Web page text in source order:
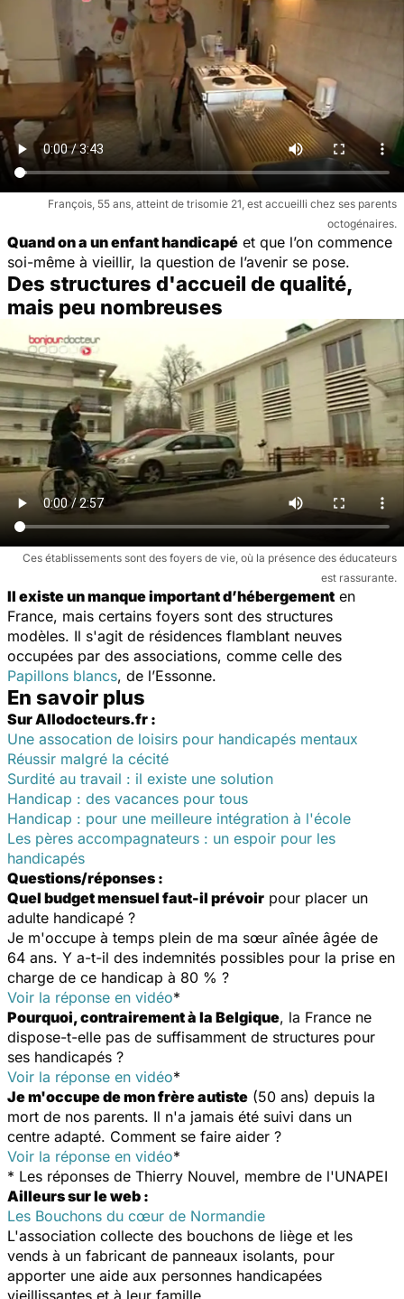
François, 55 ans, atteint de trisomie 21, est accueilli chez ses parents
octogénaires.
Quand on a un enfant handicapé et que l’on commence
soi-même à vieillir, la question de l’avenir se pose.
Des structures d'accueil de qualité,
mais peu nombreuses
Ces établissements sont des foyers de vie, où la présence des éducateurs
est rassurante.
Il existe un manque important d’hébergement en
France, mais certains foyers sont des structures
modèles. Il s'agit de résidences flamblant neuves
occupées par des associations, comme celle des
Papillons blancs, de l’Essonne.
En savoir plus
Sur Allodocteurs.fr :
Une assocation de loisirs pour handicapés mentaux
Réussir malgré la cécité
Surdité au travail : il existe une solution
Handicap : des vacances pour tous
Handicap : pour une meilleure intégration à l'école
Les pères accompagnateurs : un espoir pour les
handicapés
Questions/réponses :
Quel budget mensuel faut-il prévoir pour placer un
adulte handicapé ?
Je m'occupe à temps plein de ma sœur aînée âgée de
64 ans. Y a-t-il des indemnités possibles pour la prise en
charge de ce handicap à 80 % ?
Voir la réponse en vidéo*
Pourquoi, contrairement à la Belgique, la France ne
dispose-t-elle pas de suffisamment de structures pour
ses handicapés ?
Voir la réponse en vidéo*
Je m'occupe de mon frère autiste (50 ans) depuis la
mort de nos parents. Il n'a jamais été suivi dans un
centre adapté. Comment se faire aider ?
Voir la réponse en vidéo*
* Les réponses de Thierry Nouvel, membre de l'UNAPEI
Ailleurs sur le web :
Les Bouchons du cœur de Normandie
L'association collecte des bouchons de liège et les
vends à un fabricant de panneaux isolants, pour
apporter une aide aux personnes handicapées
vieillissantes et à leur famille.